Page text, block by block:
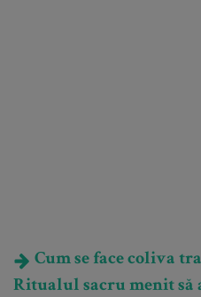
Cum se face coliva
Ritualul sacru menit să